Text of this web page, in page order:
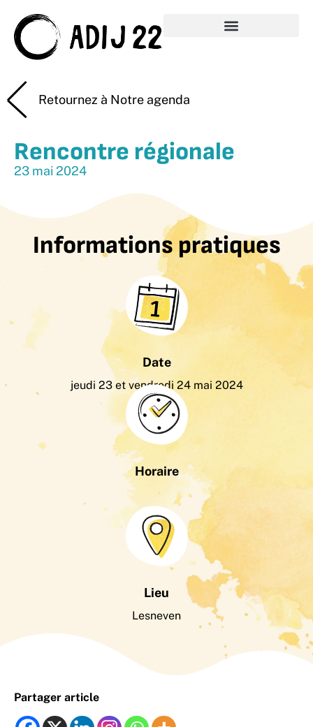
Retournez à Notre agenda
Rencontre régionale
23 mai 2024
Informations pratiques
Date
jeudi 23 et vendredi 24 mai 2024
Horaire
Lieu
Lesneven
Partager article